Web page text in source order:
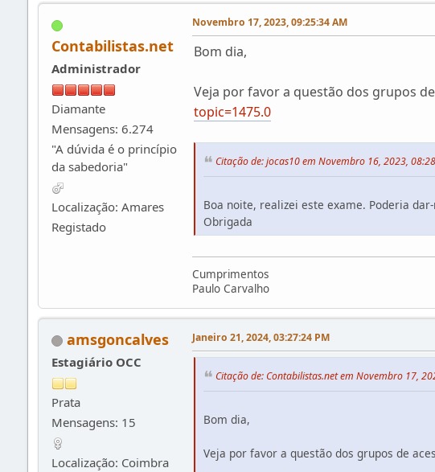
Contabilistas.net
Administrador
Diamante
Mensagens: 6.274
"A dúvida é o princípio
da sabedoria"
Localização: Amares
Registado
Novembro 17, 2023, 09:25:34 AM
Bom dia,
Veja por favor a questão dos grupos
topic=1475.0
Citação de: jocas10 em Novembro 16, 2023,
Boa noite, realizei este exame. Poderia
Obrigada
Cumprimentos
Paulo Carvalho
amsgoncalves
Estagiário OCC
Prata
Mensagens: 15
Localização: Coimbra
Janeiro 21, 2024, 03:27:24 PM
Citação de: Contabilistas.net em Novembro 17,
Bom dia,
Veja por favor a questão dos grupos de